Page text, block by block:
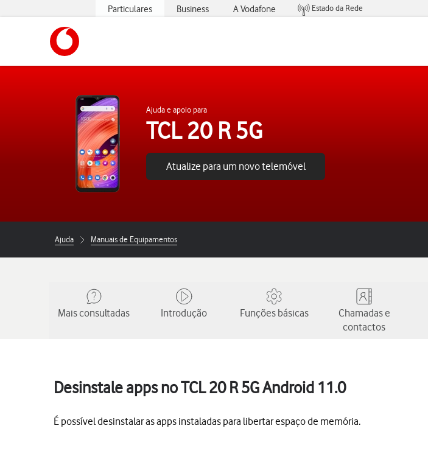
Particulares Business A Vodafone
Estado da Rede
Ajuda e apoio para
TCL 20 R 5G
Atualize para um novo telemóvel
Ajuda Manuais de Equipamentos
Mais consultadas Introdução Funções básicas
Chamadas e
contactos
Desinstale apps no TCL 20 R 5G Android 11.0
É possível desinstalar as apps instaladas para libertar espaço de memória.